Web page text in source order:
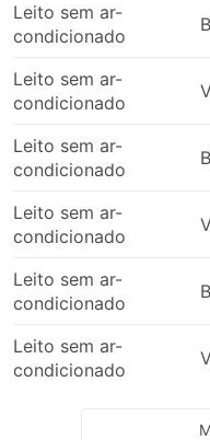
Leito sem ar-
condicionado
Leito sem ar-
condicionado
Leito sem ar-
condicionado
Leito sem ar-
condicionado
Leito sem ar-
condicionado
Leito sem ar-
condicionado